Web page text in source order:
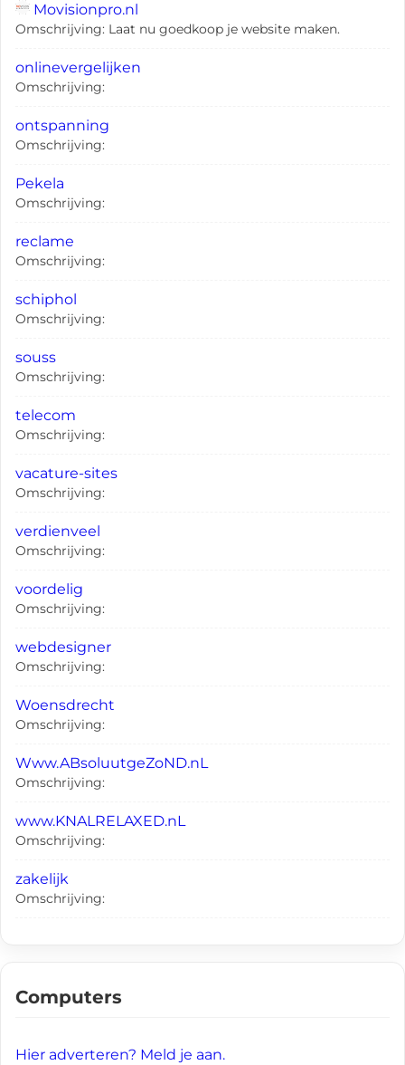
Movisionpro.nl
Omschrijving: Laat nu goedkoop je website maken.
onlinevergelijken
Omschrijving:
ontspanning
Omschrijving:
Pekela
Omschrijving:
reclame
Omschrijving:
schiphol
Omschrijving:
souss
Omschrijving:
telecom
Omschrijving:
vacature-sites
Omschrijving:
verdienveel
Omschrijving:
voordelig
Omschrijving:
webdesigner
Omschrijving:
Woensdrecht
Omschrijving:
Www.ABsoluutgeZoND.nL
Omschrijving:
www.KNALRELAXED.nL
Omschrijving:
zakelijk
Omschrijving:
Computers
Hier adverteren? Meld je aan.